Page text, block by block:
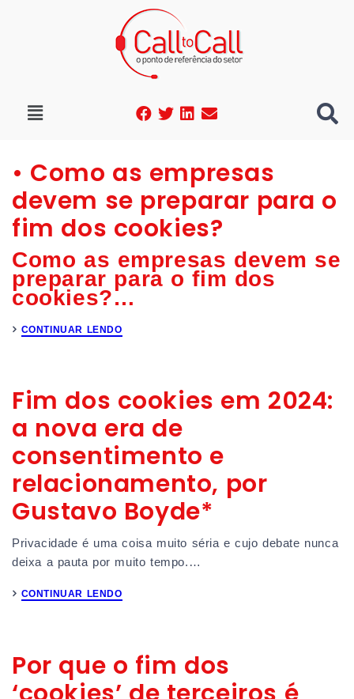
• Como as empresas
devem se preparar para o
fim dos cookies?
Como as empresas devem se
preparar para o fim dos
cookies?…
CONTINUAR LENDO
Fim dos cookies em 2024:
a nova era de
consentimento e
relacionamento, por
Gustavo Boyde*
Privacidade é uma coisa muito séria e cujo debate nunca
deixa a pauta por muito tempo.…
CONTINUAR LENDO
Por que o fim dos